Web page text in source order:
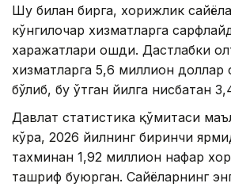
Шу билан бирга, хорижлик
кўнгилочар хизматларга
харажатлари ошди. Дастлабки
хизматларга 5,6 миллион доллар
бўлиб, бу ўтган йилга нисбатан
Давлат статистика қўмитаси
кўра, 2026 йилнинг биринчи
тахминан 1,92 миллион нафар
ташриф буюрган. Сайёҳларнинг